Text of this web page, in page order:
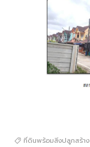
ที่ดินพร้อมสิ่งปลูกสร้าง